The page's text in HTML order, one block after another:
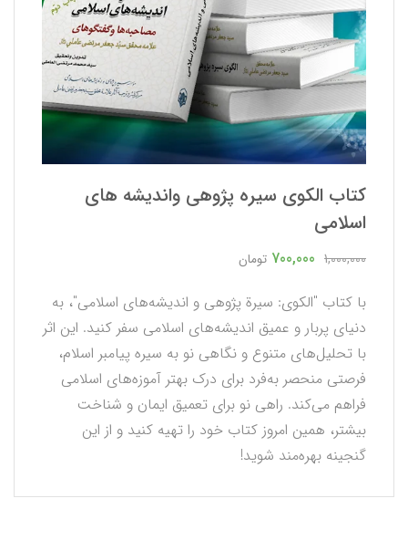
كتاب الكوي سيره پژوهي وانديشه هاي
اسلامي
1,000,000
700,000 تومان
با کتاب "الکوی: سیرة پژوهی و اندیشه‌های اسلامی"، به
دنیای پربار و عمیق اندیشه‌های اسلامی سفر کنید. این اثر
با تحلیل‌های متنوع و نگاهی نو به سیره پیامبر اسلام،
فرصتی منحصر به‌فرد برای درک بهتر آموزه‌های اسلامی
فراهم می‌کند. راهی نو برای تعمیق ایمان و شناخت
بیشتر، همین امروز کتاب خود را تهیه کنید و از این
گنجینه بهره‌مند شوید!